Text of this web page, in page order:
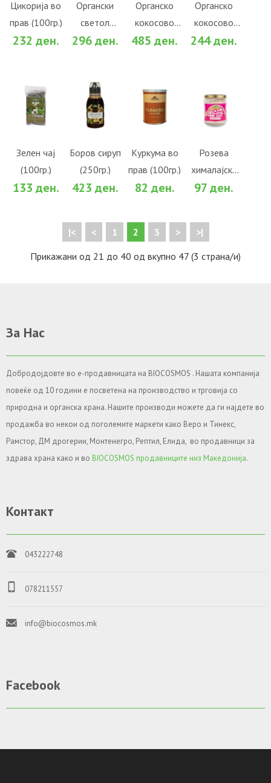
Цикорија во
прав (100гр.)
232 ден.
За споредба
Органски
светол
агаве сируп
296 ден.
За споредба
Органско
кокосово
масло
485 ден.
За споредба
Органско
кокосово
масло
244 ден.
За споредба
Зелен чај
(100гр.)
133 ден.
ВО
КОШНИЧКА
Во желби
За споредба
Боров сируп
(250гр.)
423 ден.
ВО
КОШНИЧКА
За споредба
Куркума во
прав (100гр.)
82 ден.
ВО
КОШНИЧКА
Во желби
За споредба
Розева
хималајска
сол (200гр.)
97 ден.
ВО
КОШНИЧКА
Во желби
За споредба
|< < 1 2 3 >
>|
Прикажани од 21 до 40 од вкупно 47 (3 страна/и)
За Нас
Добродојдовте во е-продавницата на BIOCOSMOS . Нашата компанија
повеќе од 10 години е посветена на производство и трговија со
природна и органска храна. Нашите производи можете да ги најдете во
продажба во некои од поголемите маркети како Веро и Тинекс,
Рамстор, ДМ дрогерии, Монтенегро, Рептил, Елида, во продавници за
здрава храна како и во BIOCOSMOS продавниците низ Македонија.
Контакт
043222748
078211557
info@biocosmos.mk
Facebook